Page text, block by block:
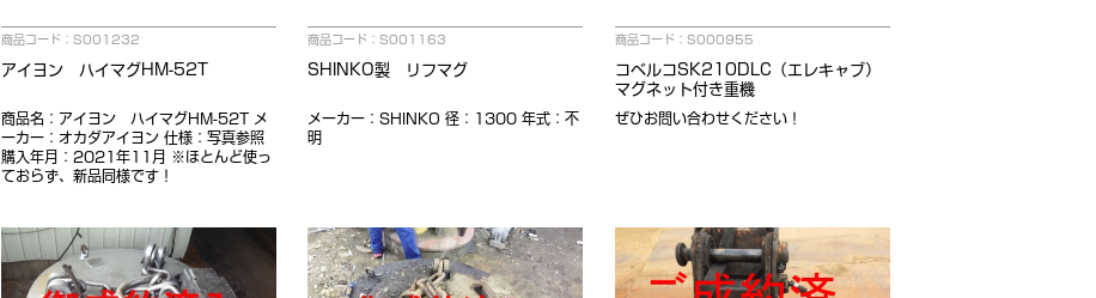
商品コード：S001232
アイヨン ハイマグHM-52T
商品名：アイヨン ハイマグHM-52T メ
ーカー：オカダアイヨン 仕様：写真参照
購入年月：2021年11月 ※ほとんど使っ
ておらず、新品同様です！
商品コード：S001163
SHINKO製 リフマグ
メーカー：SHINKO 径：1300 年式：不
明
商品コード：S000955
コベルコSK210DLC（エレキャブ）
マグネット付き重機
ぜひお問い合わせください！